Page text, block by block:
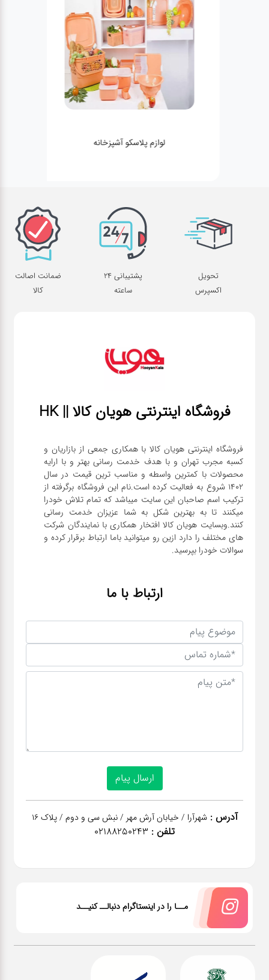
لوازم پلاسکو آشپزخانه
تحویل
اکسپرس
پشتیبانی 24
ساعته
ضمانت اصالت
کالا
فروشگاه اینترنتی هویان کالا || HK
فروشگاه اینترنتی هویان کالا با همکاری جمعی از بازاریان و
کسبه مجرب تهران و با هدف خدمت رسانی بهتر و با ارایه
محصولات با کمترین واسطه و مناسب ترین قیمت در سال
1402 شروع به فعالیت کرده است.نام این فروشگاه برگرفته از
ترکیب اسم صاحبان این سایت میباشد که تمام تلاش خودرا
میکنند تا به بهترین شکل به شما عزیزان خدمت رسانی
کنند.وبسایت هویان کالا افتخار همکاری با نمایندگان شرکت
های مختلف را دارد ازین رو میتوانید باما ارتباط برقرار کرده و
سوالات خودرا بپرسید.
ارتباط با ما
آدرس : شهرآرا / خیابان آرش مهر / نبش سی و دوم / پلاک 16
تلفن : 02188250243
مــا را در اینستاگرام دنبالــ کنیــد